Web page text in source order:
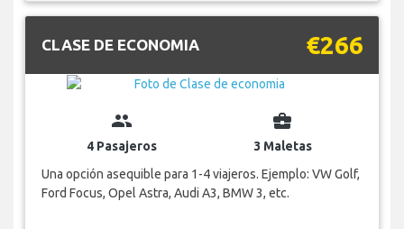
CLASE DE ECONOMIA €266
group
4 Pasajeros
business_center
3 Maletas
Una opción asequible para 1-4 viajeros. Ejemplo: VW Golf,
Ford Focus, Opel Astra, Audi A3, BMW 3, etc.